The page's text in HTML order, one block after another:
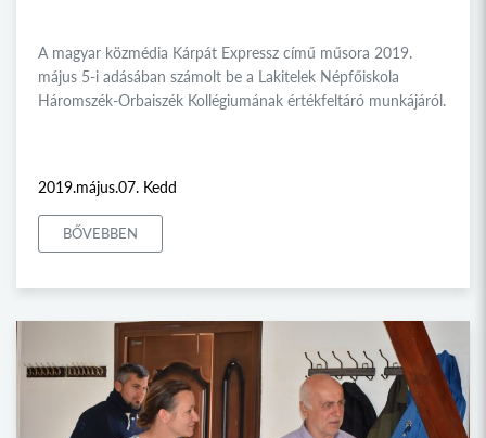
A magyar közmédia Kárpát Expressz című műsora 2019.
május 5-i adásában számolt be a Lakitelek Népfőiskola
Háromszék-Orbaiszék Kollégiumának értékfeltáró munkájáról.
2019.május.07. Kedd
BŐVEBBEN